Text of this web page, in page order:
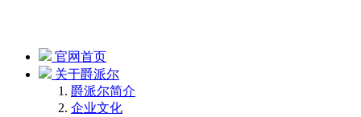
官网首页
关于爵派尔
爵派尔简介
企业文化